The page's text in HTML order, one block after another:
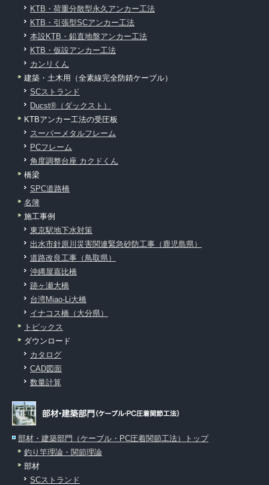
KTB・荷重分散型永久アンカー工法
KTB・引張型SCアンカー工法
本設KTB・鉛直地盤アンカー工法
KTB・仮設アンカー工法
カンリくん
建築・土木用（全素線完全防錆ケーブル）
SCストランド
Ducst®（ダックスト）
KTBアンカー工法の受圧板
スーパーメタルフレーム
PCフレーム
角度調整台座 カクドくん
橋梁
SPC道路橋
名簿
施工事例
東京駅地下水対策
出水市針原川災害関連緊急砂防工事（鹿児島県）
道路改良工事（鳥取県）
沖縄屋嘉比橋
跡ヶ瀬大橋
台湾Miao-Li大橋
イナコス橋（大分県）
トピックス
ダウンロード
カタログ
CAD図面
数量計算
部材・建築部門（ケーブル・PC圧着関節工法）トップ
釣り竿理論・関節理論
部材
SCストランド